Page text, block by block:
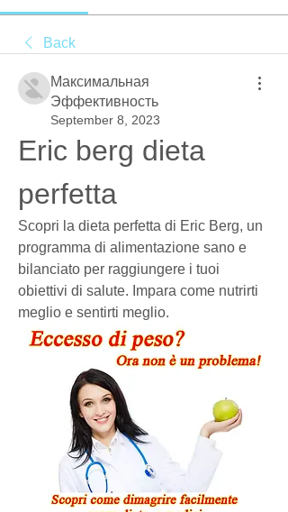
Back
Максимальная
Эффективность
September 8, 2023
Eric berg dieta
perfetta
Scopri la dieta perfetta di Eric Berg, un
programma di alimentazione sano e
bilanciato per raggiungere i tuoi
obiettivi di salute. Impara come nutrirti
meglio e sentirti meglio.